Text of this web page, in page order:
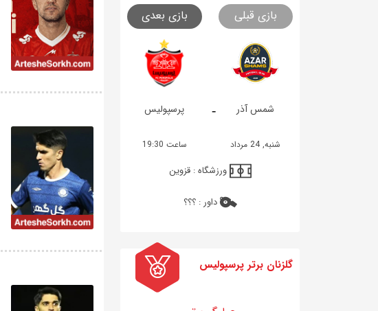
بازی قبلی بازی بعدی
- شمس آذر پرسپولیس
شنبه, 24 مرداد ساعت 19:30
ورزشگاه :قزوین
داور :؟؟؟
گلزنان برتر پرسپولیس